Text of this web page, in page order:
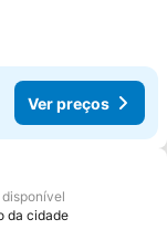
Ver preços
favoritos
da cidade